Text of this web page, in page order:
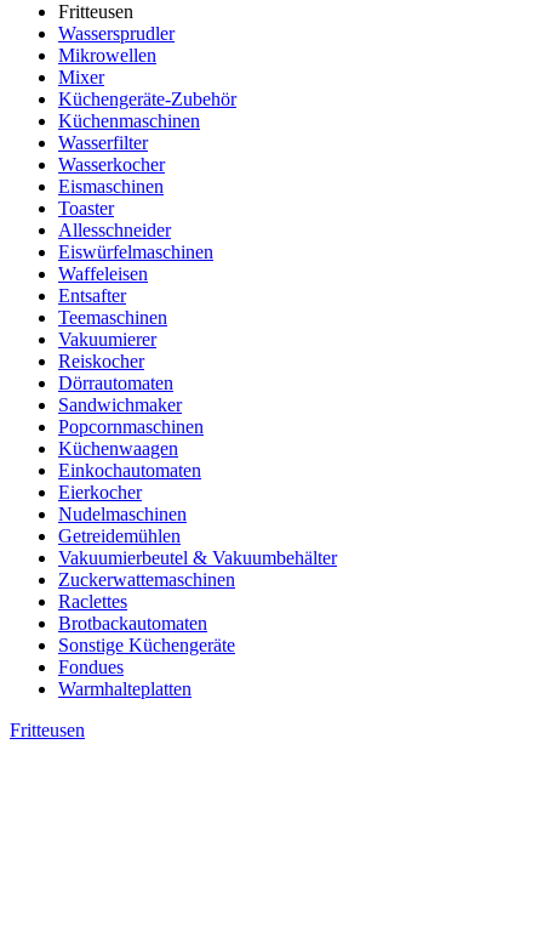
Fritteusen
Wassersprudler
Mikrowellen
Mixer
Küchengeräte-Zubehör
Küchenmaschinen
Wasserfilter
Wasserkocher
Eismaschinen
Toaster
Allesschneider
Eiswürfelmaschinen
Waffeleisen
Entsafter
Teemaschinen
Vakuumierer
Reiskocher
Dörrautomaten
Sandwichmaker
Popcornmaschinen
Küchenwaagen
Einkochautomaten
Eierkocher
Nudelmaschinen
Getreidemühlen
Vakuumierbeutel & Vakuumbehälter
Zuckerwattemaschinen
Raclettes
Brotbackautomaten
Sonstige Küchengeräte
Fondues
Warmhalteplatten
Fritteusen